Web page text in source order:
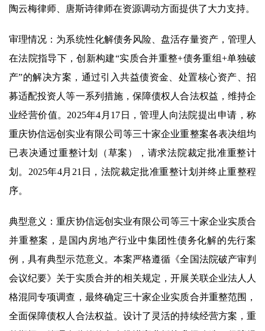
陶云梅律师、唐斯诗律师在资源调动方面提供了大力支持。
审理情况：为系统性化解债务风险、盘活存量资产，管理人
在法院指导下，创新构建“实质合并重整+债务重组+单独破
产”的解决方案，通过引入共益债资金、处置核心资产、招
募适配投资人等一系列措施，保障债权人合法权益，维持企
业经营价值。2025年4月17日，管理人向法院提出申请，称
重庆协信远创实业有限公司等三十家企业重整案各表决组均
已表决通过重整计划（草案），请求法院裁定批准重整计
划。2025年4月21日，法院裁定批准重整计划并终止重整程
序。
典型意义：重庆协信远创实业有限公司等三十家企业实质合
并重整案，是国内房地产行业中集团性债务化解的先行案
例，具有典型示范意义。本案严格遵循《全国法院破产审判
会议纪要》关于实质合并的相关规定，开展关联企业法人人
格混同专项调查，最终确定三十家企业实质合并重整范围，
全面保障债权人合法权益。设计了灵活的持续经营方案，重